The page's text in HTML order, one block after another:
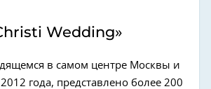
Wedding»
в самом центре Москвы и
года, представлено более 200